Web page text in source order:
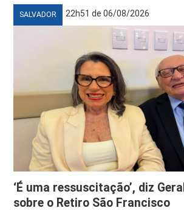
SALVADOR 22h51 de 06/08/2026
‘É uma ressuscitação’, diz
sobre o Retiro São Francisco